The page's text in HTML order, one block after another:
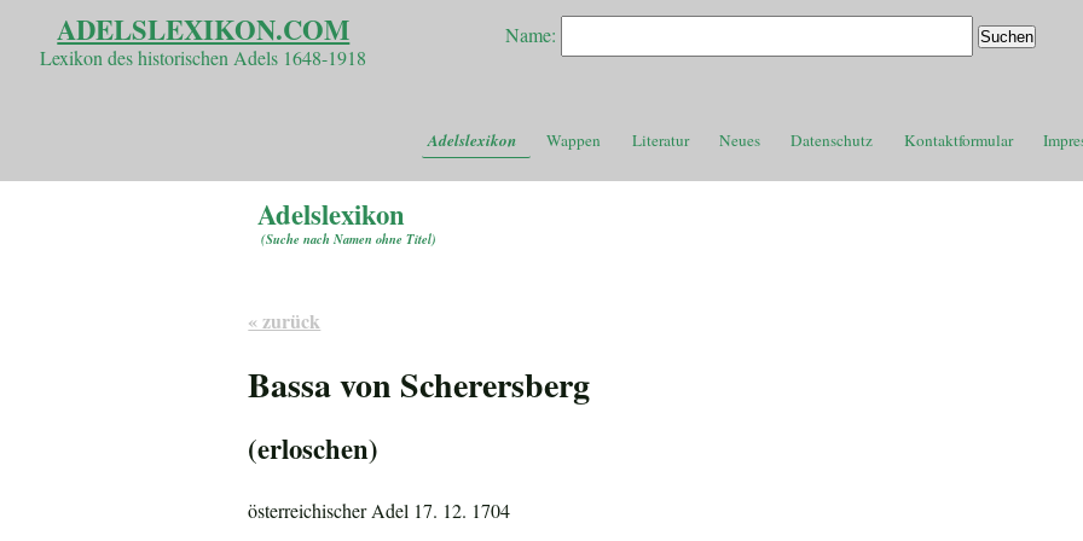
ADELSLEXIKON.COM
Lexikon des historischen Adels 1648-1918
Name:
Adelslexikon Wappen Literatur Neues Datenschutz Kontaktformular
Adelslexikon
(Suche nach Namen ohne Titel)
« zurück
Bassa von Scherersberg
(erloschen)
österreichischer Adel 17. 12. 1704